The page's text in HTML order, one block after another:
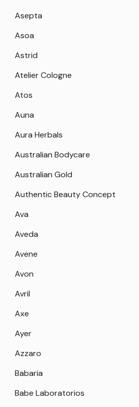
Asepta
Asoa
Astrid
Atelier Cologne
Atos
Auna
Aura Herbals
Australian Bodycare
Australian Gold
Authentic Beauty Concept
Ava
Aveda
Avene
Avon
Avril
Axe
Ayer
Azzaro
Babaria
Babe Laboratorios